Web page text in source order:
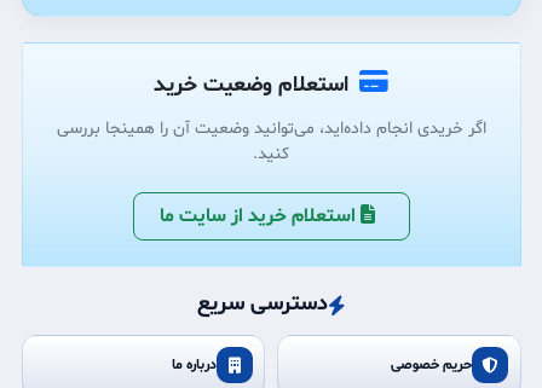
استعلام وضعیت خرید
اگر خریدی انجام داده‌اید، می‌توانید وضعیت آن را همینجا بررسی
کنید.
استعلام خرید از سایت ما
دسترسی سریع
حریم خصوصی درباره ما